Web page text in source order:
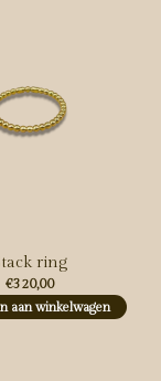
ring
€320,00
aan winkelwagen